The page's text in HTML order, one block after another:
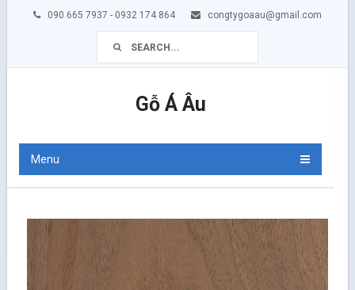
090 665 7937 - 0932 174 864 congtygoaau@gmail.com
Gỗ Á Âu
Menu